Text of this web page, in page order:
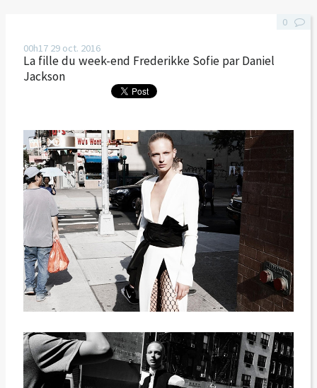
00h17 29 oct. 2016
La fille du week-end Frederikke Sofie par Daniel
Jackson
0